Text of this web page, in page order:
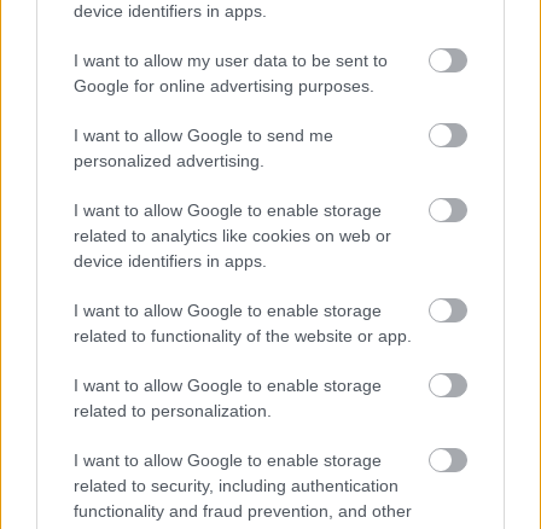
device identifiers in apps.
I want to allow my user data to be sent to
Google for online advertising purposes.
I want to allow Google to send me
personalized advertising.
I want to allow Google to enable storage
related to analytics like cookies on web or
device identifiers in apps.
I want to allow Google to enable storage
related to functionality of the website or app.
I want to allow Google to enable storage
related to personalization.
I want to allow Google to enable storage
related to security, including authentication
functionality and fraud prevention, and other